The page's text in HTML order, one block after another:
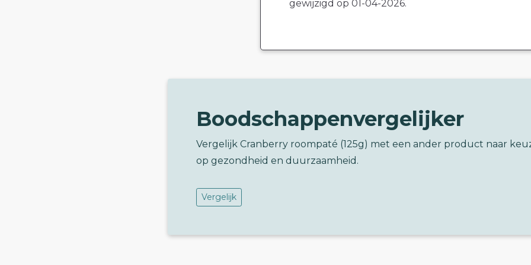
gewijzigd op 01-04-2026.
Boodschappenvergelijker
Vergelijk Cranberry roompaté (125g) met een ander product naar
op gezondheid en duurzaamheid.
Vergelijk